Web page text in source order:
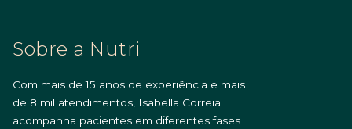
Sobre a Nutri
Com mais de 15 anos de experiência e mais
de 8 mil atendimentos, Isabella Correia
acompanha pacientes em diferentes fases